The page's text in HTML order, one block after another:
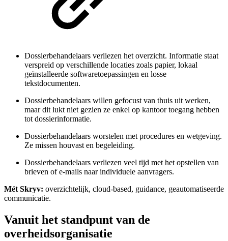
Dossierbehandelaars verliezen het overzicht. Informatie staat
verspreid op verschillende locaties zoals papier, lokaal
geïnstalleerde softwaretoepassingen en losse
tekstdocumenten.
Dossierbehandelaars willen gefocust van thuis uit werken,
maar dit lukt niet gezien ze enkel op kantoor toegang hebben
tot dossierinformatie.
Dossierbehandelaars worstelen met procedures en wetgeving.
Ze missen houvast en begeleiding.
Dossierbehandelaars verliezen veel tijd met het opstellen van
brieven of e-mails naar individuele aanvragers.
Mét Skryv: overzichtelijk, cloud-based, guidance, geautomatiseerde
communicatie.
Vanuit het standpunt van de
overheidsorganisatie